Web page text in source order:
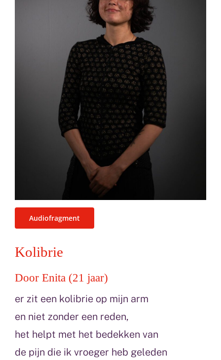
Audiofragment
Kolibrie
Door Enita (21 jaar)
er zit een kolibrie op mijn arm
en niet zonder een reden,
het helpt met het bedekken van
de pijn die ik vroeger heb geleden